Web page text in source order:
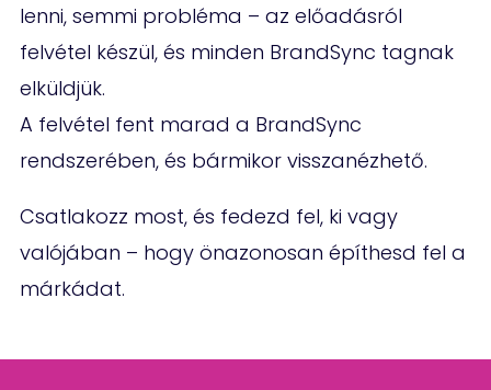
lenni, semmi probléma – az előadásról
felvétel készül, és minden BrandSync tagnak
elküldjük.
A felvétel fent marad a BrandSync
rendszerében, és bármikor visszanézhető.
Csatlakozz most, és fedezd fel, ki vagy
valójában – hogy önazonosan építhesd fel a
márkádat.